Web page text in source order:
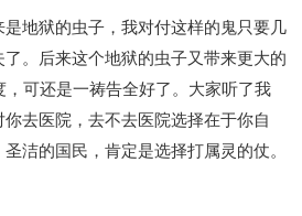
地狱的虫子，我对付这样的鬼只要几
。后来这个地狱的虫子又带来更大的
，可还是一祷告全好了。大家听了我
去医院，去不去医院选择在于你自
洁的国民，肯定是选择打属灵的仗。